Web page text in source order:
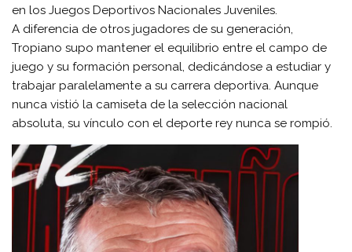
en los Juegos Deportivos Nacionales Juveniles.
A diferencia de otros jugadores de su generación,
Tropiano supo mantener el equilibrio entre el campo de
juego y su formación personal, dedicándose a estudiar y
trabajar paralelamente a su carrera deportiva. Aunque
nunca vistió la camiseta de la selección nacional
absoluta, su vínculo con el deporte rey nunca se rompió.